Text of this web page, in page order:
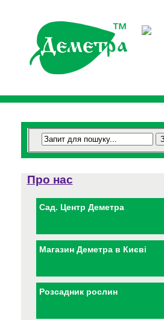
Про нас
Сад. Центр Деметра
Магазин Деметра в Києві
Розсадник рослин